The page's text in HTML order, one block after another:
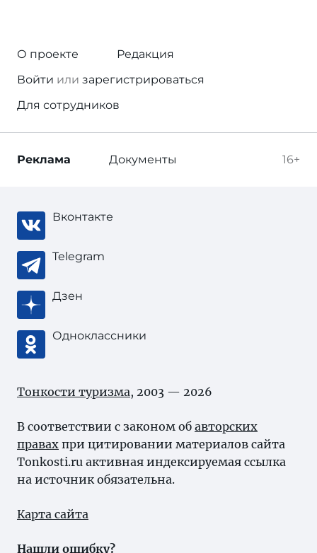
О проекте
Редакция
Войти или зарегистрироваться
Для сотрудников
16+
Реклама Документы
Вконтакте
Telegram
Дзен
Одноклассники
Тонкости туризма, 2003 — 2026
В соответствии с законом об авторских
правах при цитировании материалов сайта
Tonkosti.ru активная индексируемая ссылка
на источник обязательна.
Карта сайта
Нашли ошибку?